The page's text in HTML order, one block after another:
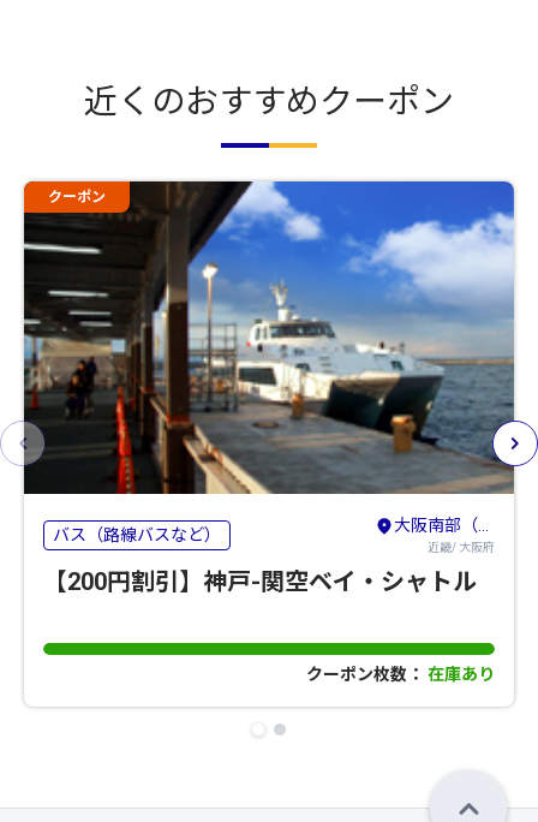
近くのおすすめクーポン
クーポン
バス（路線バスなど） 大阪南部（堺・岸和田・関西空港）
近畿/ 大阪府
【200円割引】神戸-関空ベイ・シャトル
クーポン枚数： 在庫あり